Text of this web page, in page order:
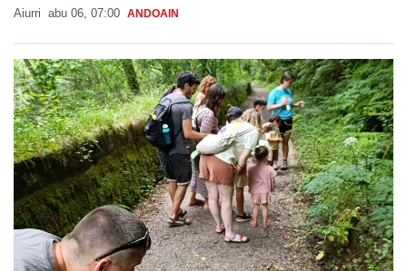
Aiurri abu 06, 07:00 ANDOAIN